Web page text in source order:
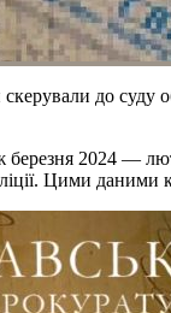
до
2024 —
Цими даними